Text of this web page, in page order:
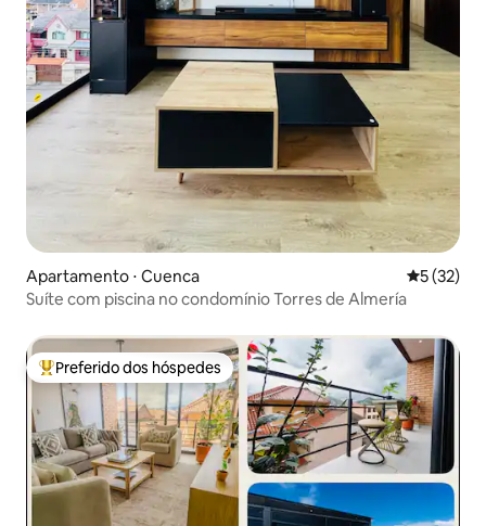
Apartamento ⋅ Cuenca 5 de uma
5 (32)
Suíte com piscina no condomínio Torres de Almería
Entre os melhores preferidos dos hóspedes
Preferido dos hóspedes